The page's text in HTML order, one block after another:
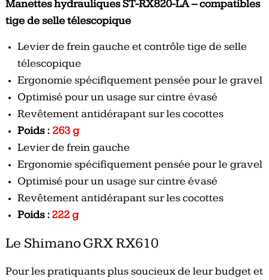
Manettes hydrauliques ST-RX820-LA – compatibles
tige de selle télescopique
Levier de frein gauche et contrôle tige de selle
télescopique
Ergonomie spécifiquement pensée pour le gravel
Optimisé pour un usage sur cintre évasé
Revêtement antidérapant sur les cocottes
Poids : 263 g
Levier de frein gauche
Ergonomie spécifiquement pensée pour le gravel
Optimisé pour un usage sur cintre évasé
Revêtement antidérapant sur les cocottes
Poids :222 g
Le Shimano GRX RX610
Pour les pratiquants plus soucieux de leur budget et